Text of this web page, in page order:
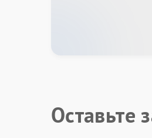
Оставьте